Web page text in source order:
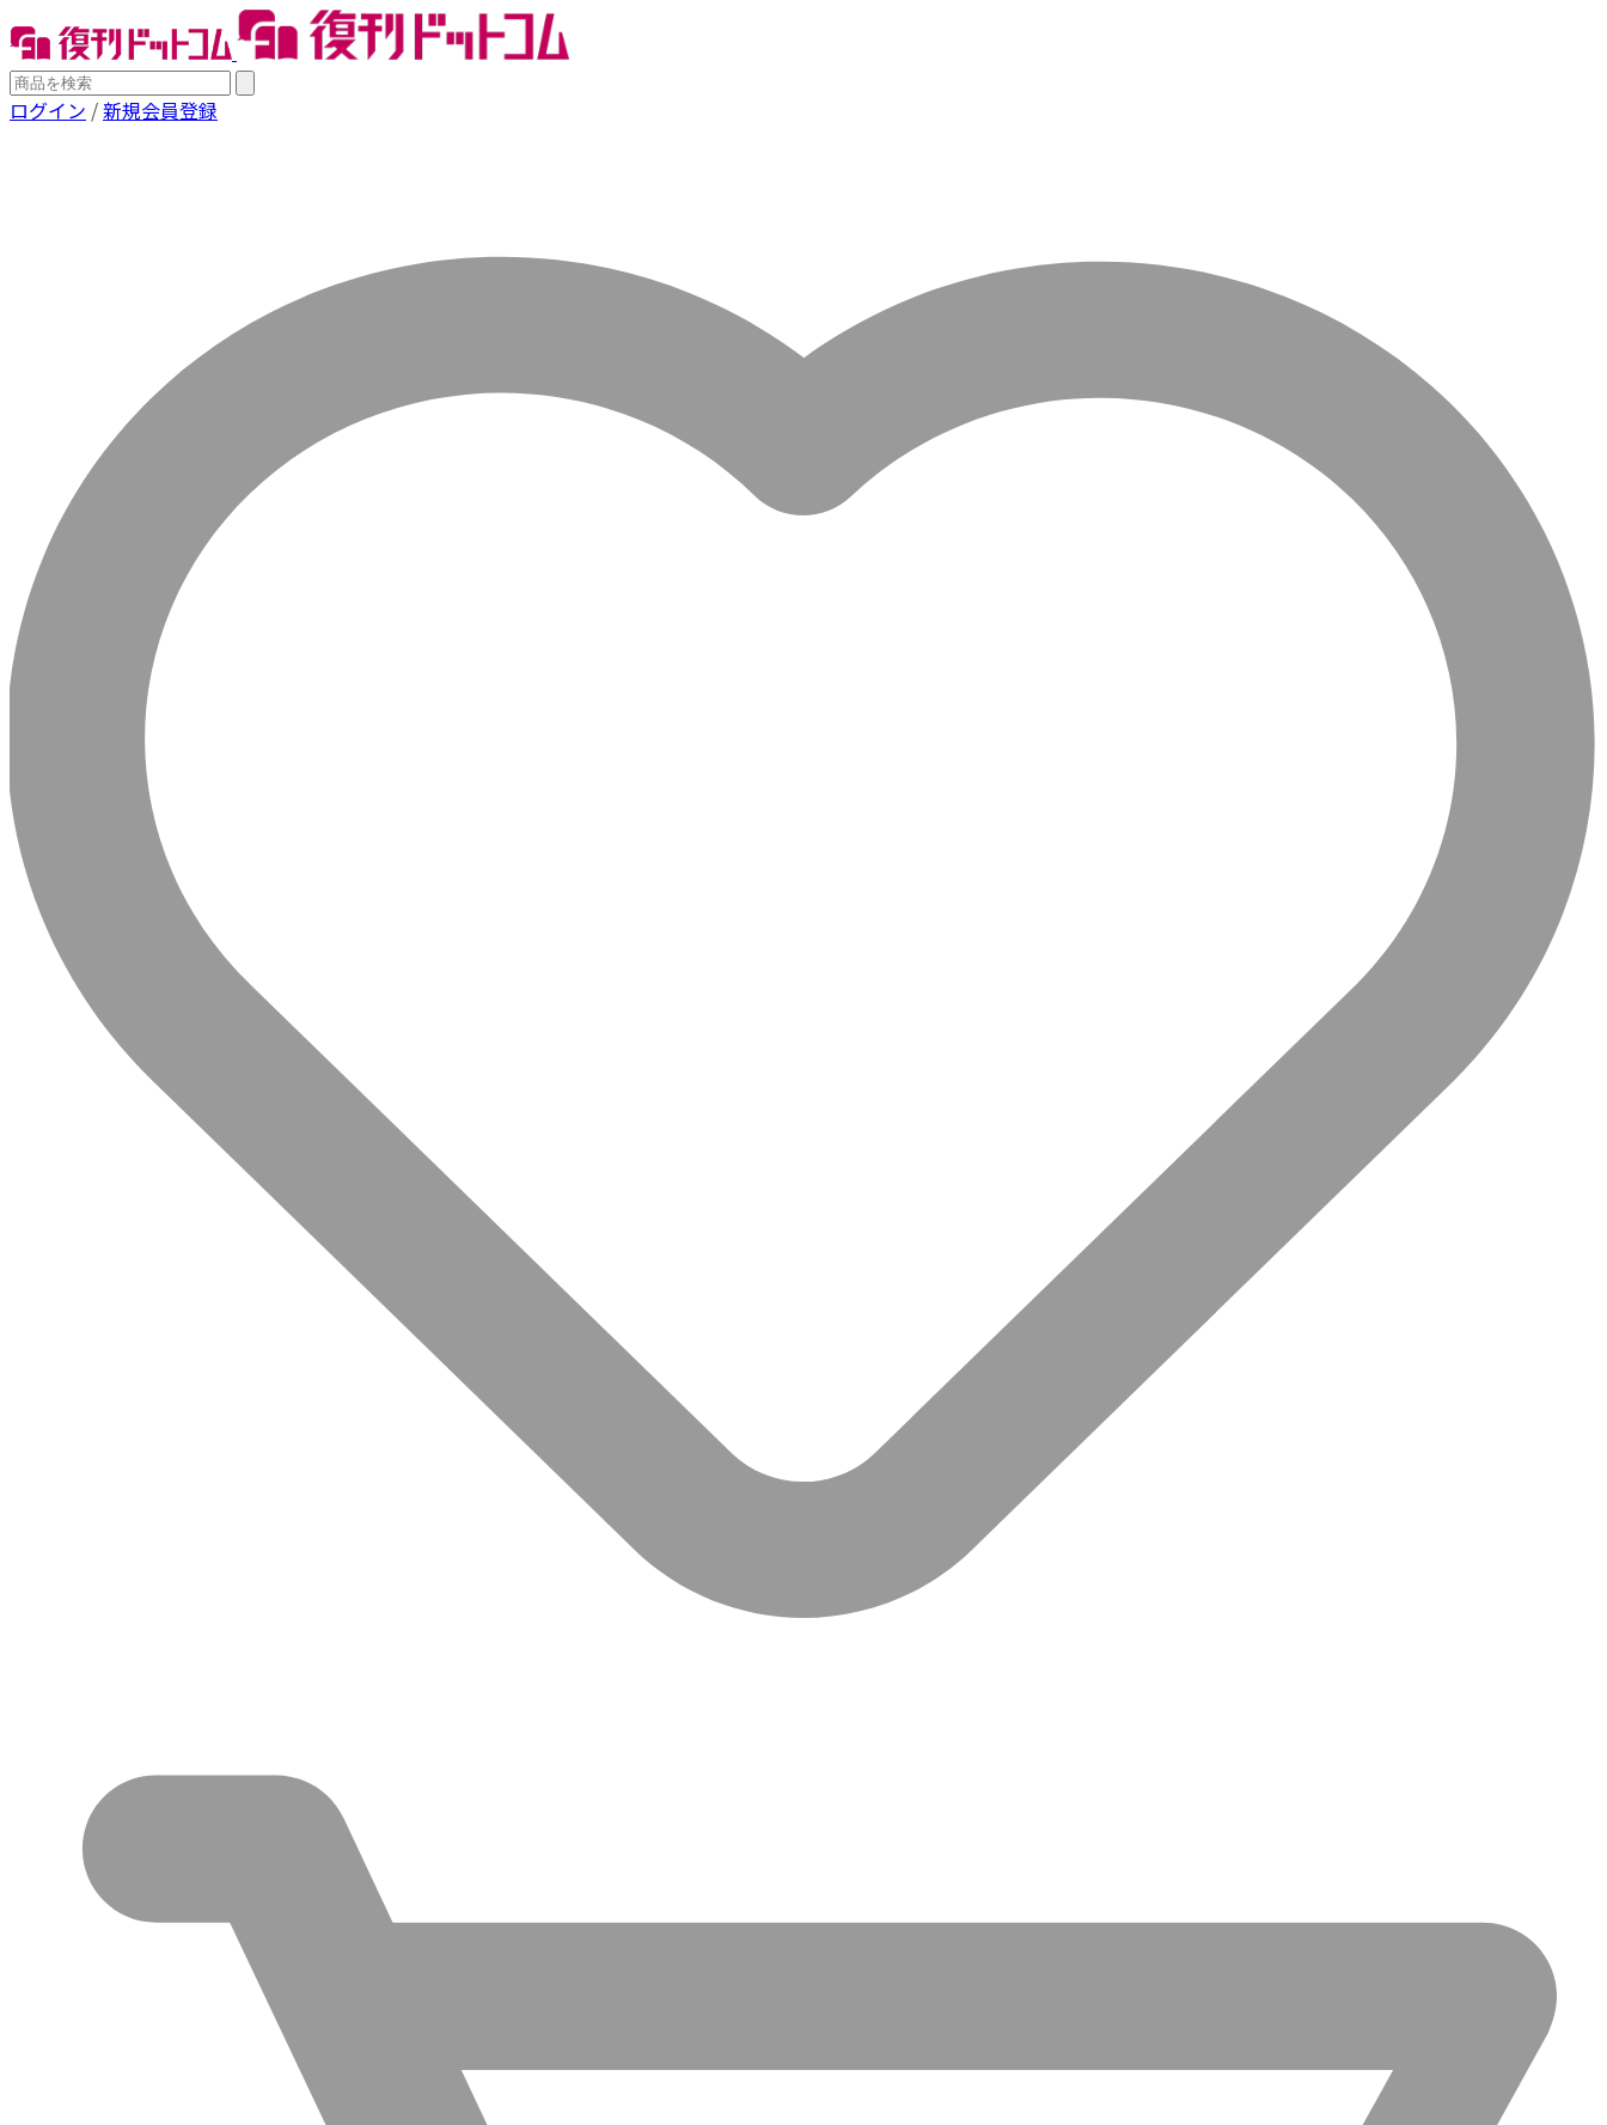
ログイン /新規会員登録